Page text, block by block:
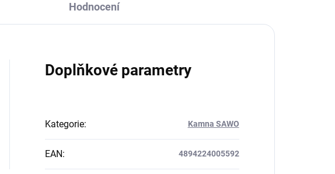
Hodnocení
Doplňkové parametry
Kategorie: Kamna SAWO
EAN: 4894224005592